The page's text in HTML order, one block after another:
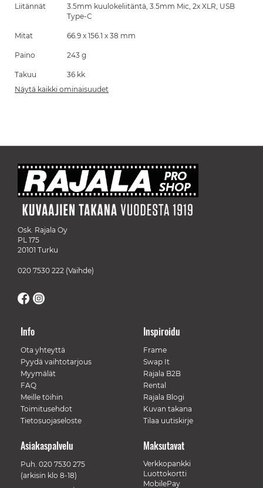
Liitännät
3.5mm kuulokeliitäntä, 3.5mm Mic, 2x XLR, USB
Type-C
Mitat 66.9 x 156.1 x 38 mm
Paino 243 g
Takuu
36 kk
Näytä kaikki ominaisuudet
Osk. Rajala Oy
PL 175
20101 Turku
020 7530 222 (Vaihde)
Info
Ota yhteyttä
Pyydä vaihtotarjous
Myymälät
FAQ
Meille töihin
Toimitusehdot
Tietosuojaseloste
Inspiroidu
Frame
Swap It
Rajala B2B
Rental
Rajala Blogi
Kuvan takana
Tilaa uutiskirje
Maksutavat
Verkkopankki
Luottokortti
MobilePay
Asiakaspalvelu
Puh. 020 7530 275
(arkisin klo 8-18)